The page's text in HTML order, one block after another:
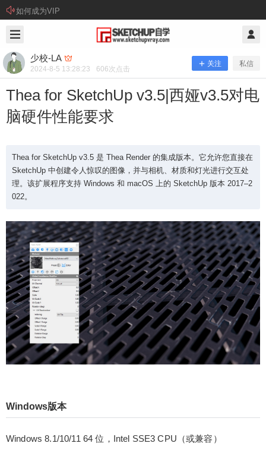
如何成为VIP
少校-LA
2024-8-5 13:28:23 606次点击
关注 私信
Thea for SketchUp v3.5|西娅v3.5对电
脑硬件性能要求
Thea for SketchUp v3.5 是 Thea Render 的集成版本。它允许您直接在
SketchUp 中创建令人惊叹的图像，并与相机、材质和灯光进行交互处
理。该扩展程序支持 Windows 和 macOS 上的 SketchUp 版本 2017–2
022。
Windows版本
Windows 8.1/10/11 64 位，Intel SSE3 CPU（或兼容）
少校-LA @ SketchUp自学
Thea for SketchUp v3.5|西娅v3.5对电
脑硬件性能要求
Thea for SketchUp v3.5 是 Thea Render 的集成版
本。它允许您直接在 SketchUp 中创建令人惊叹的
图像，并与相机、材质和灯光进行交互处理。该扩
展程序支持 Windows 和 macOS 上的 SketchUp 版
本 2017–2022。
扫描二维码继续阅读